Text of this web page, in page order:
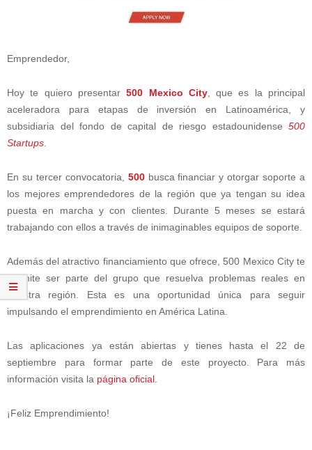
Emprendedor,
Hoy te quiero presentar500 Mexico City, que es la principal
aceleradora para etapas de inversión en Latinoamérica, y
subsidiaria del fondo de capital de riesgo estadounidense 500
Startups
En su tercer convocatoria, 500busca financiar y otorgar soporte a
los mejores emprendedores de la región que ya tengan su idea
puesta en marcha y con clientes. Durante 5 meses se estará
trabajando con ellos a través de inimaginables equipos de soporte.
Además del atractivo financiamiento que ofrece, 500 Mexico City te
permite ser parte del grupo que resuelva problemas reales en
nuestra región. Esta es una oportunidad única para seguir
impulsando el emprendimiento en América Latina.
Las aplicaciones ya están abiertas y tienes hasta el 22 de
septiembre para formar parte de este proyecto. Para más
información visita la página oficial
¡Feliz Emprendimiento!